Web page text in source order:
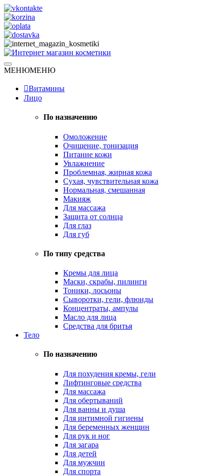
Skip
to
content
Интернет магазин косметики
Натуральная косметика
МЕНЮМЕНЮ
Витамины
Лицо
По назначению
Омоложение
Очищение, тонизация
Питание кожи
Увлажнение
Проблемная, жирная кожа
Сухая, чувствительная кожа
Нормальная, смешанная
Макияж
Для массажа
Защита от солнца
Для глаз
Для губ
По типу средства
Кремы для лица
Маски, скрабы, пилинги
Тоники, лосьоны
Сыворотки, гели, флюиды
Концентраты, ампулы
Масло для лица
Средства для бритья
Тело
По назначению
Для похудения кремы, гели
Лифтинговые средства
Для массажа
Для обертываний
Для ванны и душа
Для интимной гигиены
Для беременных женщин
Для рук и ног
Для загара
Для детей
Для мужчин
Для спорта